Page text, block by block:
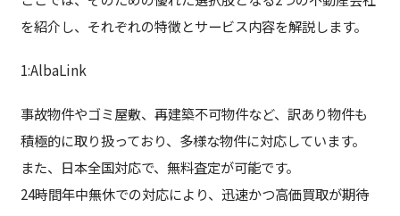
を紹介し、それぞれの特徴とサービス内容を解説します。
1:AlbaLink
事故物件やゴミ屋敷、再建築不可物件など、訳あり物件も
積極的に取り扱っており、多様な物件に対応しています。
また、日本全国対応で、無料査定が可能です。
24時間年中無休での対応により、迅速かつ高価買取が期待